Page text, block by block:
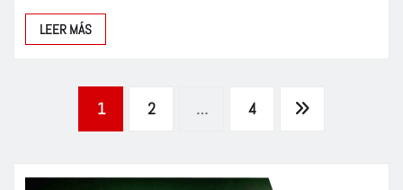
LEER MÁS
Paginación
de
1 2 … 4